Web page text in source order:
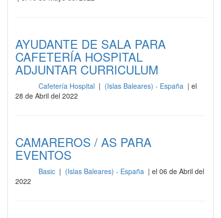
AYUDANTE DE SALA PARA
CAFETERÍA HOSPITAL
ADJUNTAR CURRICULUM
Cafetería Hospital | (Islas Baleares) - España | el
28 de Abril del 2022
CAMAREROS / AS PARA
EVENTOS
Basic | (Islas Baleares) - España | el 06 de Abril del
2022